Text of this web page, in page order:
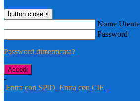
button close ×
Nome Utente
Password
Password dimenticata?
-
Entra con SPID Entra con CIE